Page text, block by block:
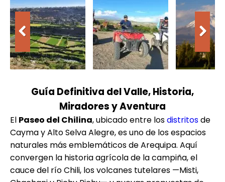
Guía Definitiva del Valle, Historia,
Miradores y Aventura
El Paseo del Chilina, ubicado entre losdistritosde
Cayma y Alto Selva Alegre, es uno de los espacios
naturales más emblemáticos de Arequipa. Aquí
convergen la historia agrícola de la campiña, el
cauce del río Chili, los volcanes tutelares —Misti,